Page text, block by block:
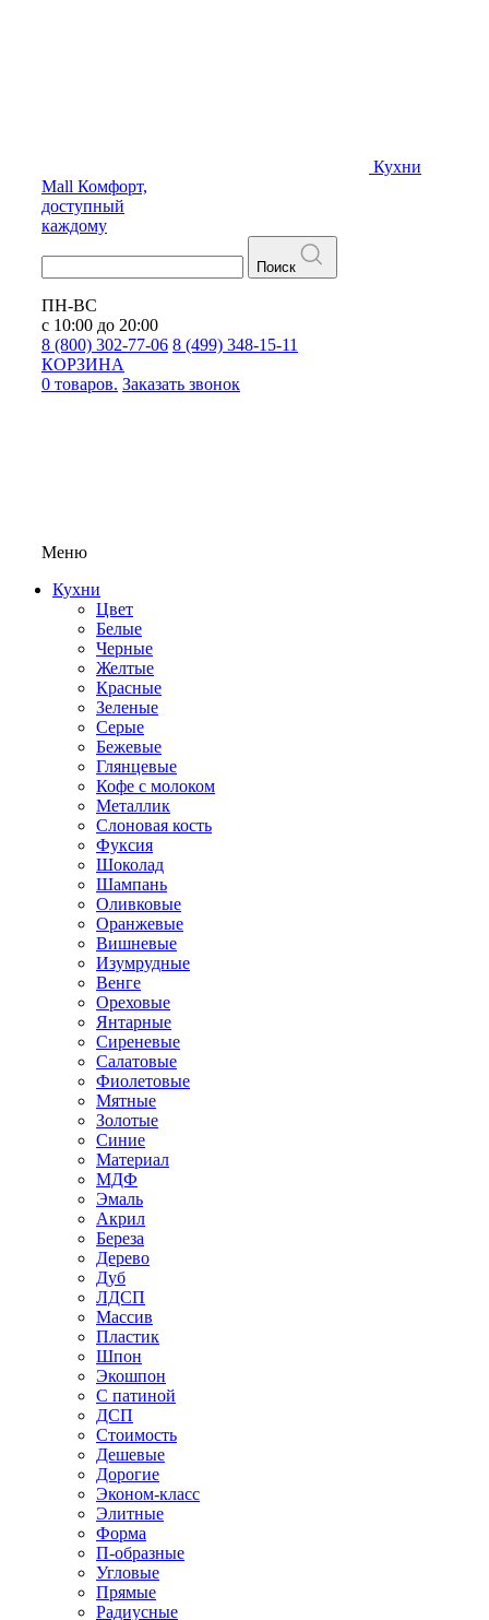
Кухни
Mall Комфорт,
доступный
каждому
Поиск
ПН-ВС
с 10:00 до 20:00
8 (800) 302-77-06 8 (499) 348-15-11
КОРЗИНА
0 товаров. Заказать звонок
Меню
Кухни
Цвет
Белые
Черные
Желтые
Красные
Зеленые
Серые
Бежевые
Глянцевые
Кофе с молоком
Металлик
Слоновая кость
Фуксия
Шоколад
Шампань
Оливковые
Оранжевые
Вишневые
Изумрудные
Венге
Ореховые
Янтарные
Сиреневые
Салатовые
Фиолетовые
Мятные
Золотые
Синие
Материал
МДФ
Эмаль
Акрил
Береза
Дерево
Дуб
ЛДСП
Массив
Пластик
Шпон
Экошпон
С патиной
ДСП
Стоимость
Дешевые
Дорогие
Эконом-класс
Элитные
Форма
П-образные
Угловые
Прямые
Радиусные